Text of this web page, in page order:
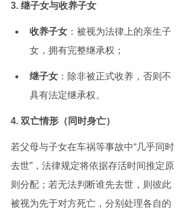
3. 继子女与收养子女
收养子女 ：被视为法律上的亲生子
女，拥有完整继承权；
继子女 ：除非被正式收养，否则不
具有法定继承权。
4. 双亡情形（同时身亡）
若父母与子女在车祸等事故中“几乎同时
去世”，法律规定将依据存活时间推定原
则分配；若无法判断谁先去世，则彼此
被视为先于对方死亡，分别处理各自的